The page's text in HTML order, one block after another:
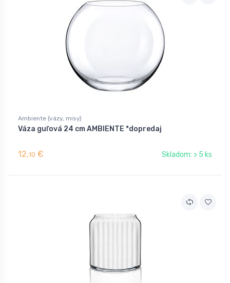
Ambiente (vázy, misy)
Váza guľová 24 cm AMBIENTE *dopredaj
12,10 € Skladom: > 5 ks